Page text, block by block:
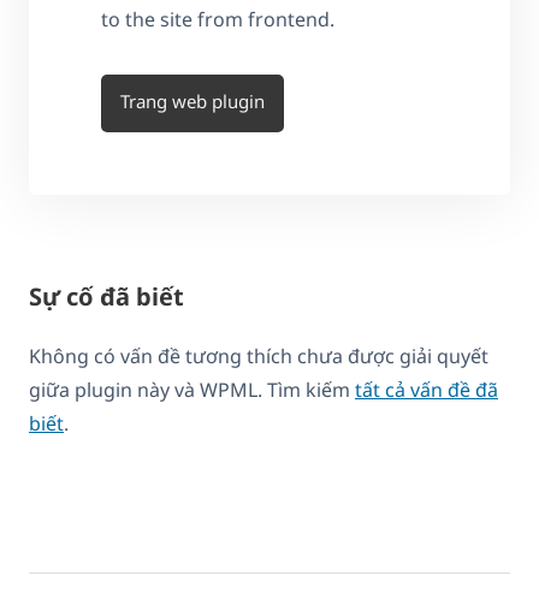
to the site from frontend.
Trang web plugin
Sự cố đã biết
Không có vấn đề tương thích chưa được giải quyết
giữa plugin này và WPML. Tìm kiếm tất cả vấn đề đã
biết.